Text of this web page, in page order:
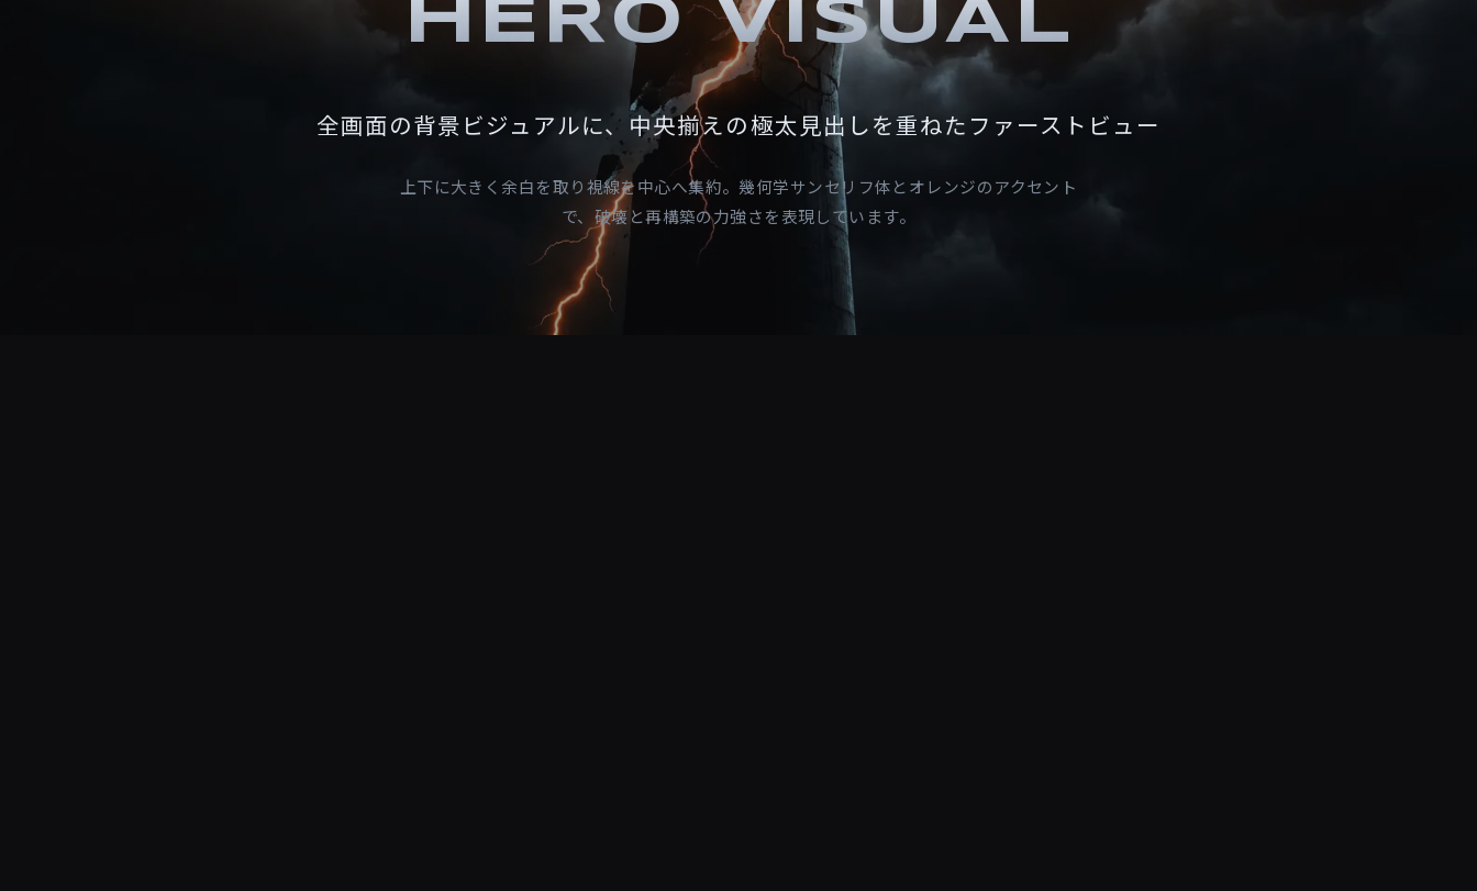
HERO VISUAL
全画面の背景ビジュアルに、中央揃えの極太見出しを重ねたファーストビュー
上下に大きく余白を取り視線を中心へ集約。幾何学サンセリフ体とオレンジのアクセント
で、破壊と再構築の力強さを表現しています。